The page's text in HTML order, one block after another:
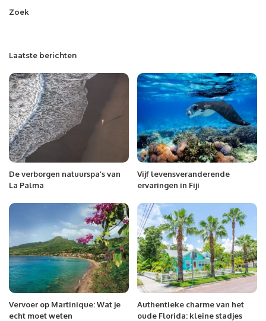
Zoek
Laatste berichten
De verborgen natuurspa’s van
La Palma
Vijf levensveranderende
ervaringen in Fiji
Vervoer op Martinique: Wat je
echt moet weten
Authentieke charme van het
oude Florida: kleine stadjes